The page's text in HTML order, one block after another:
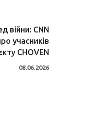
війни: CNN
учасників
CHOVEN
08.06.2026